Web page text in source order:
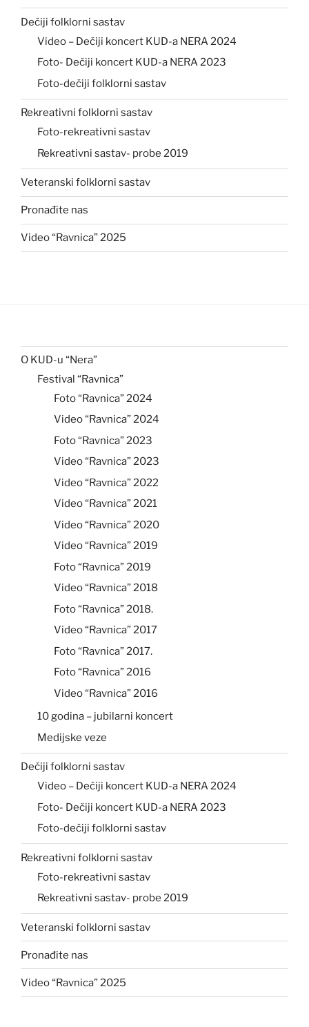
Dečiji folklorni sastav
Video – Dečiji koncert KUD-a NERA 2024
Foto- Dečiji koncert KUD-a NERA 2023
Foto-dečiji folklorni sastav
Rekreativni folklorni sastav
Foto-rekreativni sastav
Rekreativni sastav- probe 2019
Veteranski folklorni sastav
Pronađite nas
Video “Ravnica” 2025
O KUD-u “Nera”
Festival “Ravnica”
Foto “Ravnica” 2024
Video “Ravnica” 2024
Foto “Ravnica” 2023
Video “Ravnica” 2023
Video “Ravnica” 2022
Video “Ravnica” 2021
Video “Ravnica” 2020
Video “Ravnica” 2019
Foto “Ravnica” 2019
Video “Ravnica” 2018
Foto “Ravnica” 2018.
Video “Ravnica” 2017
Foto “Ravnica” 2017.
Foto “Ravnica” 2016
Video “Ravnica” 2016
10 godina – jubilarni koncert
Medijske veze
Dečiji folklorni sastav
Video – Dečiji koncert KUD-a NERA 2024
Foto- Dečiji koncert KUD-a NERA 2023
Foto-dečiji folklorni sastav
Rekreativni folklorni sastav
Foto-rekreativni sastav
Rekreativni sastav- probe 2019
Veteranski folklorni sastav
Pronađite nas
Video “Ravnica” 2025